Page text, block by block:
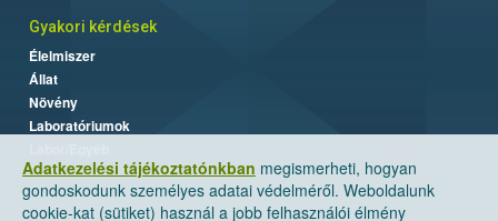
Adatkezelési tájékoztatónkban megismerheti, hogyan
gondoskodunk személyes adatai védelméről. Weboldalunk
cookie-kat (sütiket) használ a jobb felhasználói élmény
Gyakori kérdések
Élelmiszer
Állat
Növény
Laboratóriumok